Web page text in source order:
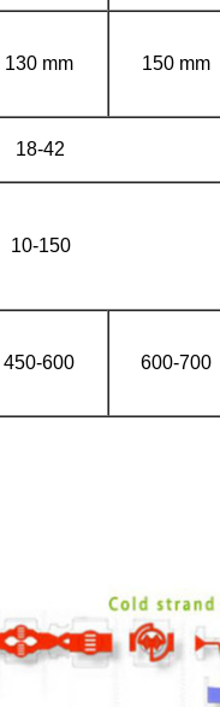
130 mm 150 mm
18-42
10-150
450-600 600-700